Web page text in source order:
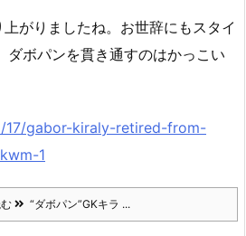
がりましたね。お世辞にもスタイ
ダボパンを貫き通すのはかっこい
17/gabor-kiraly-retired-from-
1
“ダボパン”GKキラ ...